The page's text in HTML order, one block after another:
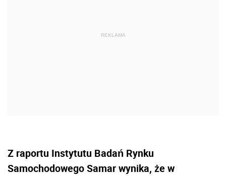
Z raportu Instytutu Badań Rynku
Samochodowego Samar wynika, że w